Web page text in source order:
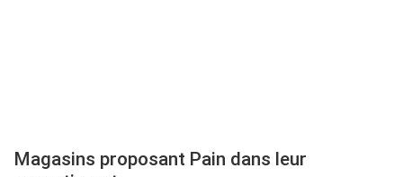
Magasins proposant Pain dans leur